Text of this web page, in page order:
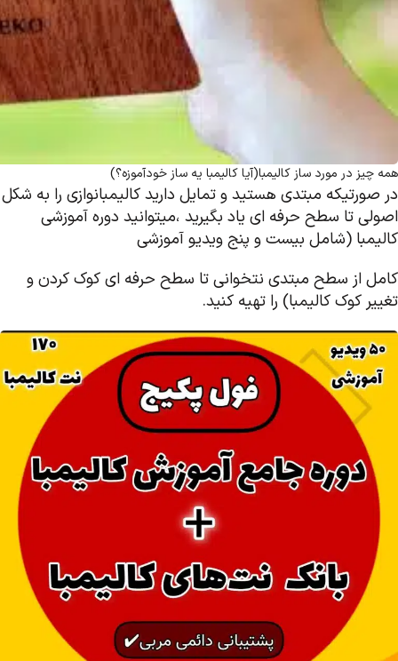
همه چیز در مورد ساز کالیمبا(آیا کالیمبا یه ساز خودآموزه؟)
در صورتیکه مبتدی هستید و تمایل دارید کالیمبانوازی را به شکل
اصولی تا سطح حرفه ای یاد بگیرید ،میتوانید دوره آموزشی
کالیمبا (شامل بیست و پنج ویدیو آموزشی
کامل از سطح مبتدی نتخوانی تا سطح حرفه ای کوک کردن و
تغییر کوک کالیمبا) را تهیه کنید.